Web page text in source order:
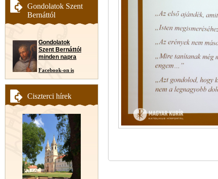
Gondolatok Szent
Bernáttól
Gondolatok
Szent Bernáttól
minden napra
Facebook-on is
Ciszterci hírek